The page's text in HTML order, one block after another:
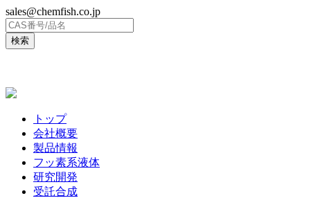
sales@chemfish.co.jp
トップ
会社概要
製品情報
フッ素系液体
研究開発
受託合成